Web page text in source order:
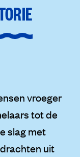
vroeger
tot de
slag met
uit